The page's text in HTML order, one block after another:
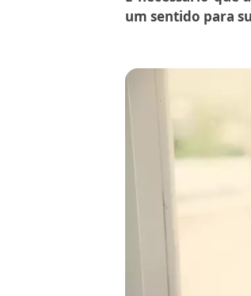
um sentido para